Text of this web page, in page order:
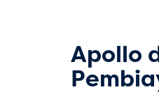
Apollo